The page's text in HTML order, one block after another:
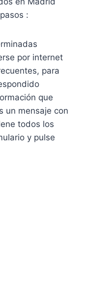
:
por internet
para
que
un mensaje con
todos los
y pulse